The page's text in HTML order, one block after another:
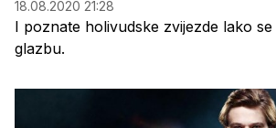
18.08.2020 21:28
I poznate holivudske zvijezde lako
glazbu.